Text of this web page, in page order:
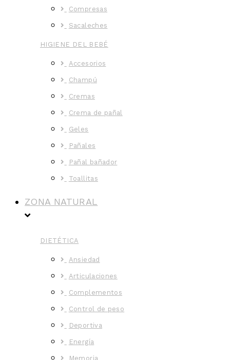
Compresas
Sacaleches
HIGIENE DEL BEBÉ
Accesorios
Champú
Cremas
Crema de pañal
Geles
Pañales
Pañal bañador
Toallitas
ZONA NATURAL
DIETÉTICA
Ansiedad
Articulaciones
Complementos
Control de peso
Deportiva
Energía
Memoria